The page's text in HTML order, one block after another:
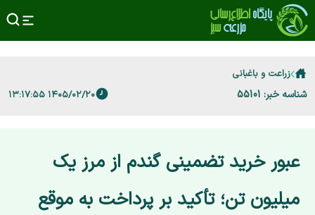
زراعت و باغبانی
شناسه خبر: 55101 ۱۴۰۵/۰۲/۲۰ ۱۳:۱۷:۵۵
عبور خرید تضمینی گندم از مرز یک
میلیون تن؛ تأکید بر پرداخت به موقع